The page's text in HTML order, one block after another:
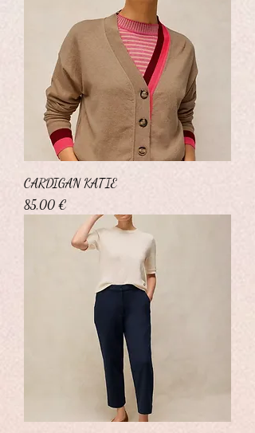
CARDIGAN KATIE
Prix
85,00 €